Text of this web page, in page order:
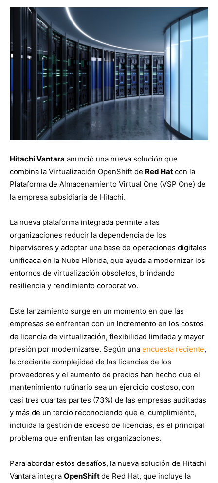
Hitachi Vantara anunció una nueva solución que
combina la Virtualización OpenShift de Red Hatcon la
Plataforma de Almacenamiento Virtual One (VSP One) de
la empresa subsidiaria de Hitachi.
La nueva plataforma integrada permite a las
organizaciones reducir la dependencia de los
hipervisores y adoptar una base de operaciones digitales
unificada en la Nube Híbrida, que ayuda a modernizar los
entornos de virtualización obsoletos, brindando
resiliencia y rendimiento corporativo.
Este lanzamiento surge en un momento en que las
empresas se enfrentan con un incremento en los costos
de licencia de virtualización, flexibilidad limitada y mayor
presión por modernizarse. Según una encuesta reciente,
la creciente complejidad de las licencias de los
proveedores y el aumento de precios han hecho que el
mantenimiento rutinario sea un ejercicio costoso, con
casi tres cuartas partes (73%) de las empresas auditadas
y más de un tercio reconociendo que el cumplimiento,
incluida la gestión de exceso de licencias, es el principal
problema que enfrentan las organizaciones.
Para abordar estos desafíos, la nueva solución de Hitachi
Vantara integra OpenShiftde Red Hat, que incluye la